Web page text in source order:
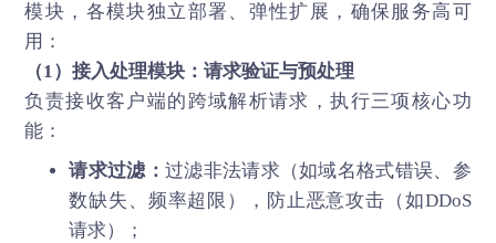
模块，各模块独立部署、弹性扩展，确保服务高可
用：
（1）接入处理模块：请求验证与预处理
负责接收客户端的跨域解析请求，执行三项核心功
能：
请求过滤： 过滤非法请求（如域名格式错误、参
数缺失、频率超限），防止恶意攻击（如DDoS
请求）；